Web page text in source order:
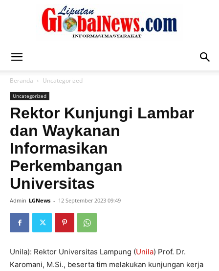
Beranda Uncategorized
Uncategorized
Rektor Kunjungi Lambar
dan Waykanan
Informasikan
Perkembangan
Universitas
Admin LGNews - 12 September 2023 09:49
Unila): Rektor Universitas Lampung (Unila) Prof. Dr.
Karomani, M.Si., beserta tim melakukan kunjungan kerja